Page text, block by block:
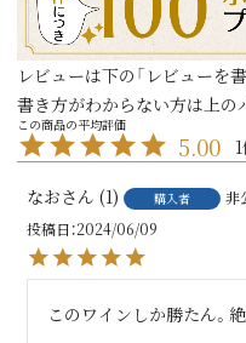
レビューは下の「レビューを書
書き方がわからない方は上の
5.00 1
なお 1 購入者
非
投稿日 2024/06/09
このワインしか勝たん。